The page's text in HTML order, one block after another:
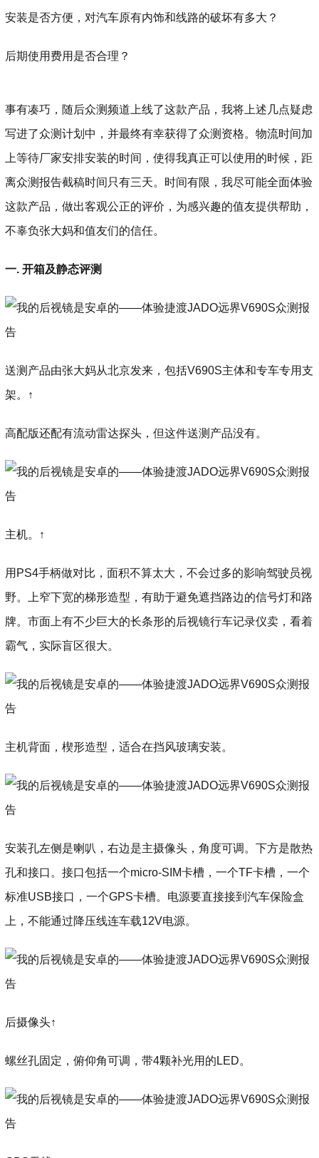
安装是否方便，对汽车原有内饰和线路的破坏有多大？
后期使用费用是否合理？
事有凑巧，随后众测频道上线了这款产品，我将上述几点疑虑
写进了众测计划中，并最终有幸获得了众测资格。物流时间加
上等待厂家安排安装的时间，使得我真正可以使用的时候，距
离众测报告截稿时间只有三天。时间有限，我尽可能全面体验
这款产品，做出客观公正的评价，为感兴趣的值友提供帮助，
不辜负张大妈和值友们的信任。
一. 开箱及静态评测
送测产品由张大妈从北京发来，包括V690S主体和专车专用支
架。↑
高配版还配有流动雷达探头，但这件送测产品没有。
主机。↑
用PS4手柄做对比，面积不算太大，不会过多的影响驾驶员视
野。上窄下宽的梯形造型，有助于避免遮挡路边的信号灯和路
牌。市面上有不少巨大的长条形的后视镜行车记录仪卖，看着
霸气，实际盲区很大。
主机背面，楔形造型，适合在挡风玻璃安装。
安装孔左侧是喇叭，右边是主摄像头，角度可调。下方是散热
孔和接口。接口包括一个micro-SIM卡槽，一个TF卡槽，一个
标准USB接口，一个GPS卡槽。电源要直接接到汽车保险盒
上，不能通过降压线连车载12V电源。
后摄像头↑
螺丝孔固定，俯仰角可调，带4颗补光用的LED。